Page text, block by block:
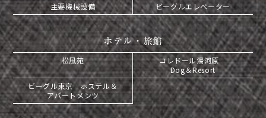
主要機械設備
ビーグルエレベーター
ホテル・旅館
松風苑
コレドール湯河原
Dog＆Resort
ビーグル東京 ホステル＆
アパートメンツ